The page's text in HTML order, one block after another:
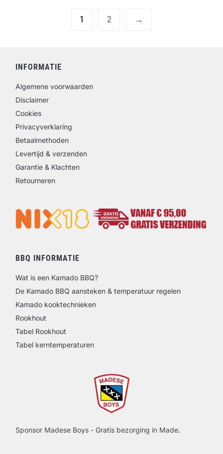
1 2 →
INFORMATIE
Algemene voorwaarden
Disclaimer
Cookies
Privacyverklaring
Betaalmethoden
Levertijd & verzenden
Garantie & Klachten
Retourneren
BBQ INFORMATIE
Wat is een Kamado BBQ?
De Kamado BBQ aansteken & temperatuur regelen
Kamado kooktechnieken
Rookhout
Tabel Rookhout
Tabel kerntemperaturen
Sponsor Madese Boys - Gratis bezorging in Made.